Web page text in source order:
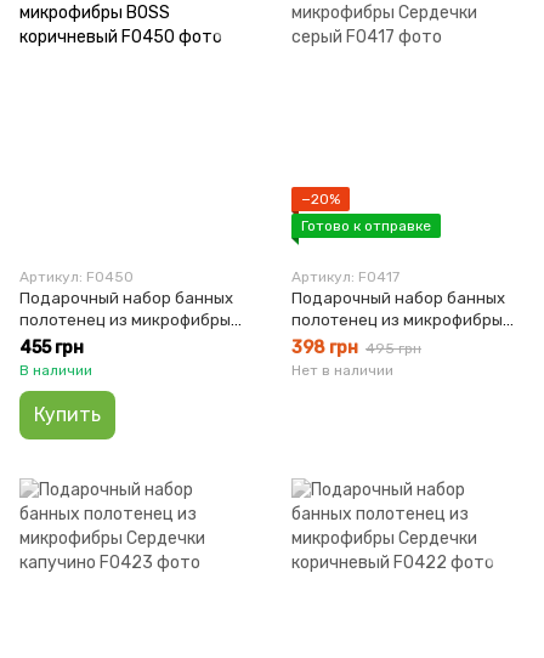
Артикул: F0450
Подарочный набор банных
полотенец из микрофибры
BOSS коричневый
455 грн
В наличии
Купить
−20%
Готово к отправке
Артикул: F0417
Подарочный набор банных
полотенец из микрофибры
Сердечки серый
398 грн 495 грн
Нет в наличии